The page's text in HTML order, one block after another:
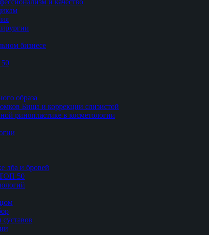
бизнесе
образа
Биша и коррекции слизистой
ринопластике в косметологии
лба и бровей
ТОП 50